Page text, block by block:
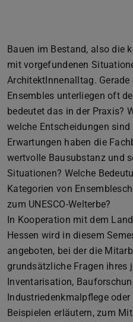
Bauen im Bestand, also die
mit vorgefundenen
ArchitektInnenalltag.
Ensembles unterliegen oft
bedeutet das in der Praxis?
welche Entscheidungen
Erwartungen haben die
wertvolle Bausubstanz und
Situationen? Welche
Kategorien von
zum UNESCO-Welterbe?
In Kooperation mit dem
Hessen wird in diesem
angeboten, bei der die
grundsätzliche Fragen ihres
Inventarisation,
Industriedenkmalpflege
Beispielen erläutern, zum